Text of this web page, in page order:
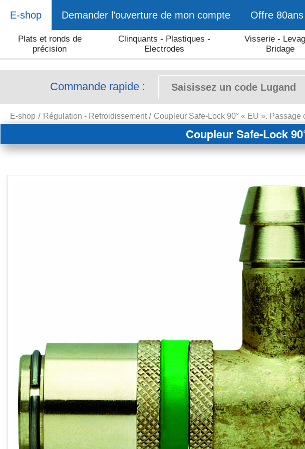
E-shop Demander l’ouverture de mon compte Offre 80ans
Plats et ronds de
précision
Clinquants - Plastiques -
Electrodes
Visserie -
Bridage
Commande rapide :
E-shop Régulation - Refroidissement Coupleur Safe-Lock 90° « EU ». Passage
Coupleur Safe-Lock